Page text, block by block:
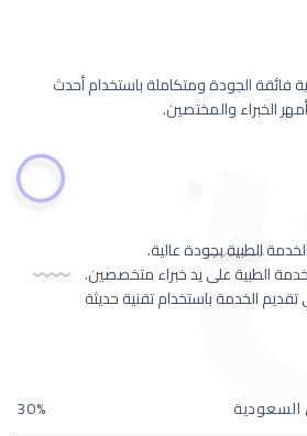
فائقة الجودة ومتكاملة باستخدام أحدث
الخبراء والمختصين.
الطبية بجودة عالية.
الطبية على يد خبراء متخصصين.
تقديم الخدمة باستخدام تقنية حديثة
30